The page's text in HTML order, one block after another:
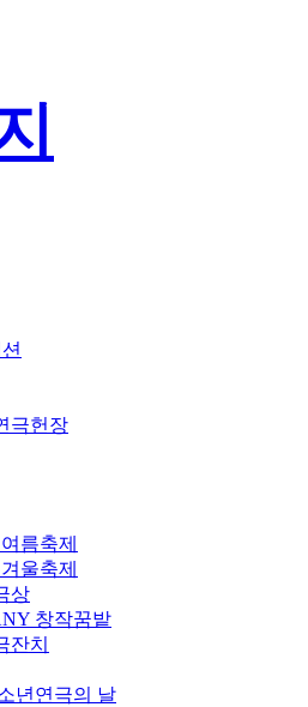
극헌장
름축제
울축제
상
창작꿈밭
잔치
년연극의 날